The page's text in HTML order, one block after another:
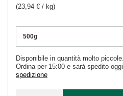
500g
Disponibile in quantità molto piccole
Ordina per 15:00 e sarà spedito oggi
spedizione
(23,94 € / kg)